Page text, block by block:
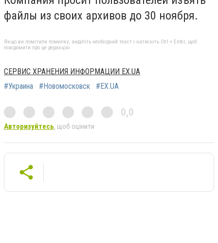
файлы из своих архивов до 30 ноября.
Якщо ви помітили помилку, виділіть необхідний текст і натисніть Ctrl + Enter, щоб
повідомити про це редакцію
СЕРВИС ХРАНЕНИЯ ИНФОРМАЦИИ EX.UA
#Украина
#Новомосковск #EX.UA
0,0
Авторизуйтесь, щоб оцінити